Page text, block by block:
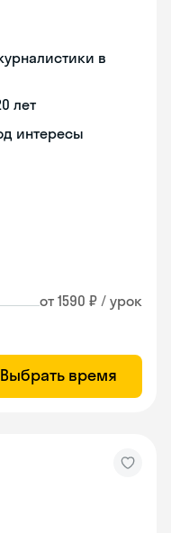
в
лет
интересы
от 1590 ₽ / урок
Выбрать время